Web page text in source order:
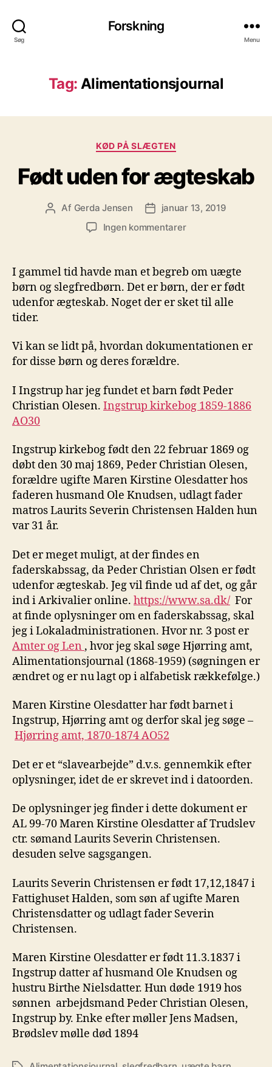
Søg
Forskning
Menu
Tag: Alimentationsjournal
Kategorier
KØD PÅ SLÆGTEN
Født uden for ægteskab
Indlægsforfatter
Af Gerda Jensen Indlægsdato
januar 13, 2019
Ingen kommentarertil
ægteskab
I gammel tid havde man et begreb om uægte
børn og slegfredbørn. Det er børn, der er født
udenfor ægteskab. Noget der er sket til alle
tider.
Vi kan se lidt på, hvordan dokumentationen er
for disse børn og deres forældre.
I Ingstrup har jeg fundet et barn født Peder
Christian Olesen. Ingstrup kirkebog 1859-1886
AO30
Ingstrup kirkebog født den 22 februar 1869 og
døbt den 30 maj 1869, Peder Christian Olesen,
forældre ugifte Maren Kirstine Olesdatter hos
faderen husmand Ole Knudsen, udlagt fader
matros Laurits Severin Christensen Halden hun
var 31 år.
Det er meget muligt, at der findes en
faderskabssag, da Peder Christian Olsen er født
udenfor ægteskab. Jeg vil finde ud af det, og går
ind i Arkivalier online. https://www.sa.dk/ For
at finde oplysninger om en faderskabssag, skal
jeg i Lokaladministrationen. Hvor nr. 3 post er
Amter og Len , hvor jeg skal søge Hjørring amt,
Alimentationsjournal (1868-1959) (søgningen er
ændret og er nu lagt op i alfabetisk rækkefølge.)
Maren Kirstine Olesdatter har født barnet i
Ingstrup, Hjørring amt og derfor skal jeg søge –
Hjørring amt, 1870-1874 AO52
Det er et “slavearbejde” d.v.s. gennemkik efter
oplysninger, idet de er skrevet ind i datoorden.
De oplysninger jeg finder i dette dokument er
AL 99-70 Maren Kirstine Olesdatter af Trudslev
ctr. sømand Laurits Severin Christensen.
desuden selve sagsgangen.
Laurits Severin Christensen er født 17,12,1847 i
Fattighuset Halden, som søn af ugifte Maren
Christensdatter og udlagt fader Severin
Christensen.
Maren Kirstine Olesdatter er født 11.3.1837 i
Ingstrup datter af husmand Ole Knudsen og
hustru Birthe Nielsdatter. Hun døde 1919 hos
sønnen arbejdsmand Peder Christian Olesen,
Ingstrup by. Enke efter møller Jens Madsen,
Brødslev mølle død 1894